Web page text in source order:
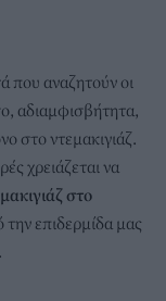
που αναζητούν οι
αδιαμφισβήτητα,
στοντεμακιγιάζ.
χρειάζεται να
στο
επιδερμίδα μας